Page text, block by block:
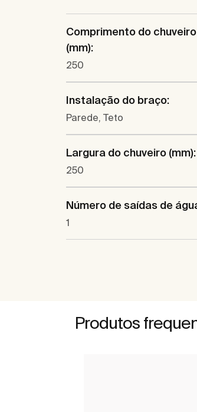
Comprimento do chuveiro
(mm):
250
Instalação do braço:
Parede, Teto
Largura do chuveiro (mm):
250
Número de saídas de
1
Produtos